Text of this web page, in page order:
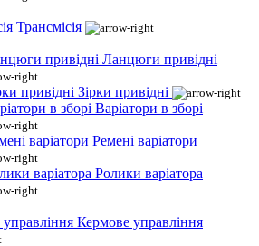
Трансмісія
Ланцюги привідні
Зірки привідні
Варіатори в зборі
Ремені варіатори
Ролики варіатора
Кермове управління